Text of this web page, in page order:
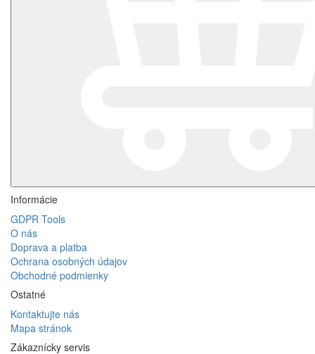
Informácie
GDPR Tools
O nás
Doprava a platba
Ochrana osobných údajov
Obchodné podmienky
Ostatné
Kontaktujte nás
Mapa stránok
Zákaznícky servis